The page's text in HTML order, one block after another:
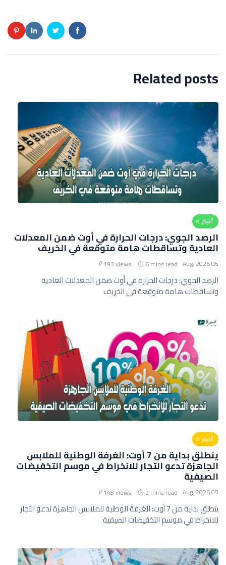
Related posts
أخبار
الرصد الجوي: درجات الحرارة في أوت ضمن المعدلات
العادية وتساقطات هامة متوقعة في الخريف
05 Aug, 2026
6 mins read
193 views
الرصد الجوي: درجات الحرارة في أوت ضمن المعدلات العادية
وتساقطات هامة متوقعة في الخريف
أخبار
ينطلق بداية من 7 أوت: الغرفة الوطنية للملابس
الجاهزة تدعو التجار للانخراط في موسم التخفيضات
الصيفية
05 Aug, 2026
2 mins read
148 views
ينطلق بداية من 7 أوت: الغرفة الوطنية للملابس الجاهزة تدعو التجار
للانخراط في موسم التخفيضات الصيفية